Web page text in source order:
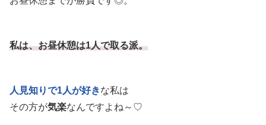
私は、お昼休憩は1人で取る派。
人見知りで1人が好きな私は
その方が気楽なんですよね～♡